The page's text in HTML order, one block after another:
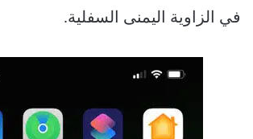
في الزاوية اليمنى السفلية.